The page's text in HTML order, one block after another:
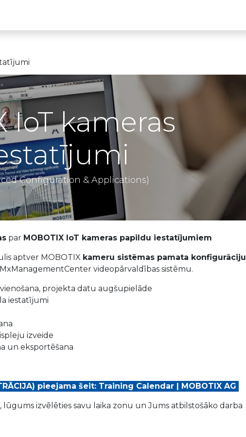
IoT kameras
Configuration & Applications)
par MOBOTIX IoT kameras papildu iestatījumiem
aptver MOBOTIX kameru sistēmas pamata konfigurāciju
videopārvaldības sistēmu.
projekta datu augšupielāde
iestatījumi
izveide
un eksportēšana
pieejama šeit: Training Calendar | MOBOTIX AG
izvēlēties savu laika zonu un Jums atbilstošāko darba